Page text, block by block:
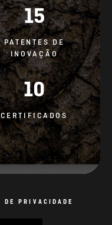
15
PATENTES DE
INOVAÇÃO
10
CERTIFICADOS
DE PRIVACIDADE